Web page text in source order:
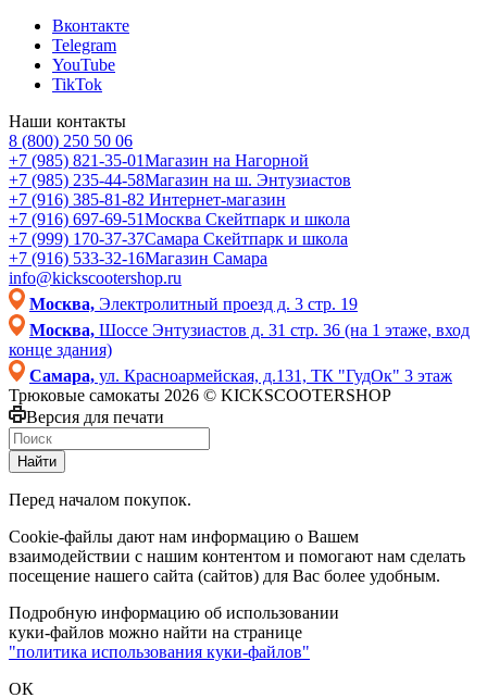
Вконтакте
Telegram
YouTube
TikTok
Наши контакты
8 (800) 250 50 06
+7 (985) 821-35-01Магазин на Нагорной
+7 (985) 235-44-58Магазин на ш. Энтузиастов
+7 (916) 385-81-82 Интернет-магазин
+7 (916) 697-69-51Москва Скейтпарк и школа
+7 (999) 170-37-37Самара Скейтпарк и школа
+7 (916) 533-32-16Магазин Самара
info@kickscootershop.ru
Москва, Электролитный проезд д. 3 стр. 19
Москва, Шоссе Энтузиастов д. 31 стр. 36 (на 1 этаже, вход
конце здания)
Самара, ул. Красноармейская, д.131, ТК "ГудОк" 3 этаж
Трюковые самокаты 2026 © KICKSCOOTERSHOP
Версия для печати
Найти
Перед началом покупок.
Cookie-файлы дают нам информацию о Вашем
взаимодействии с нашим контентом и помогают нам сделать
посещение нашего сайта (сайтов) для Вас более удобным.
Подробную информацию об использовании
куки-файлов можно найти на странице
"политика использования куки-файлов"
ОК